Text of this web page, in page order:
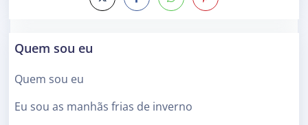
Quem sou eu
Quem sou eu
Eu sou as manhãs frias de inverno